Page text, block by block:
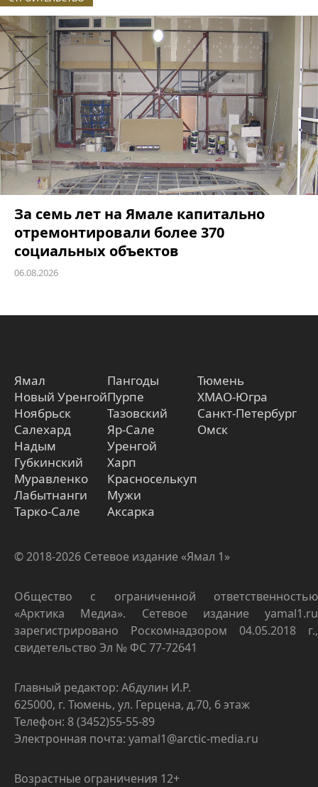
За семь лет на Ямале капитально
отремонтировали более 370
социальных объектов
06.08.2026
Ямал
Новый Уренгой
Ноябрьск
Салехард
Надым
Губкинский
Муравленко
Лабытнанги
Тарко-Сале
Пангоды
Пурпе
Тазовский
Яр-Сале
Уренгой
Харп
Красноселькуп
Мужи
Аксарка
Тюмень
ХМАО-Югра
Санкт-Петербург
Омск
© 2018-2026 Сетевое издание «Ямал 1»
Общество с ограниченной ответственностью
«Арктика Медиа». Сетевое издание yamal1.ru
зарегистрировано Роскомнадзором 04.05.2018 г.,
свидетельство Эл № ФС 77-72641
Главный редактор: Абдулин И.Р.
625000, г. Тюмень, ул. Герцена, д.70, 6 этаж
Телефон: 8 (3452)55-55-89
Электронная почта: yamal1@arctic-media.ru
Возрастные ограничения 12+